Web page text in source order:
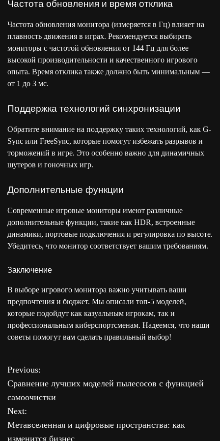
Частота обновления и время отклика
Частота обновления монитора (измеряется в Гц) влияет на
плавность движения в играх. Рекомендуется выбирать
мониторы с частотой обновления от 144 Гц для более
высокой производительности и качественного игрового
опыта. Время отклика также должно быть минимальным —
от 1 до 3 мс.
Поддержка технологий синхронизации
Обратите внимание на поддержку таких технологий, как G-
Sync или FreeSync, которые помогут избежать разрывов и
торможений в игре. Это особенно важно для динамичных
шутеров и гоночных игр.
Дополнительные функции
Современные игровые мониторы имеют различные
дополнительные функции, такие как HDR, встроенные
динамики, портовые подключения и регулировка по высоте.
Убедитесь, что монитор соответствует вашим требованиям.
Заключение
В выборе игрового монитора важно учитывать ваши
предпочтения и бюджет. Мы описали топ-5 моделей,
которые подойдут как казуальным игрокам, так и
профессиональным киберспортсменам. Надеемся, что наши
советы помогут вам сделать правильный выбор!
Н
а
в
и
Previous:
Сравнение лучших моделей пылесосов с функцией
самоочистки
Next:
Метавселенная и цифровые пространства: как
изменится бизнес